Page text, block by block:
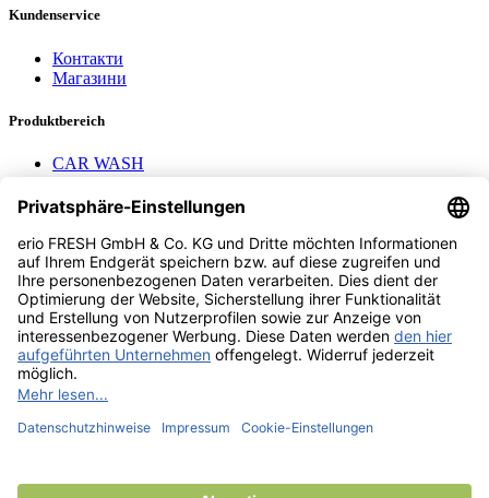
Kundenservice
Контакти
Магазини
Produktbereich
CAR WASH
AEROTEC Compressors
Nayax Cashless
Contact us
erio FRESH GmbH & Co. KG
Stader Landstr. 7
28719 Bremen
+49 (0) 421 169 817 80